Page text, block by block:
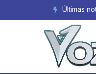
Últimas